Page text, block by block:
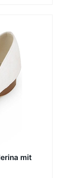
mit